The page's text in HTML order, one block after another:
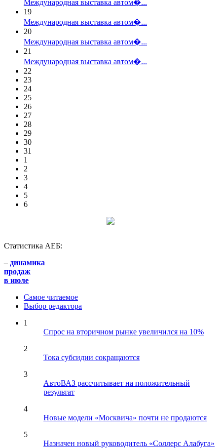
Международная выставка автом�...
19
Международная выставка автом�...
20
Международная выставка автом�...
21
Международная выставка автом�...
22
23
24
25
26
27
28
29
30
31
1
2
3
4
5
6
Статистика АЕБ:
– динамика
продаж
в июле
Самое читаемое
Выбор редактора
1
Спрос на вторичном рынке увеличился на 10%
2
Тока субсидии сокращаются
3
АвтоВАЗ рассчитывает на положительный
результат
4
Новые модели «Москвича» почти не продаются
5
Назначен новый руководитель «Соллерс Алабуга»